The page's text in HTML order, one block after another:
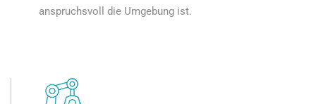
anspruchsvoll die Umgebung ist.